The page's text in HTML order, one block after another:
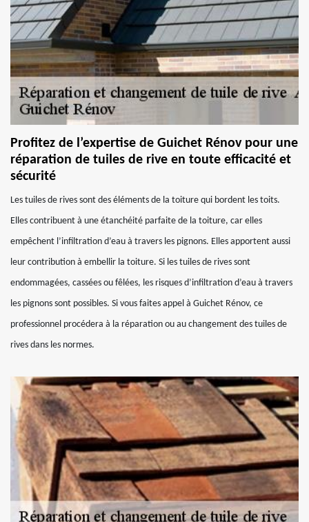
Profitez de l’expertise de Guichet Rénov pour une
réparation de tuiles de rive en toute efficacité et
sécurité
Les tuiles de rives sont des éléments de la toiture qui bordent les toits.
Elles contribuent à une étanchéité parfaite de la toiture, car elles
empêchent l’infiltration d’eau à travers les pignons. Elles apportent aussi
leur contribution à embellir la toiture. Si les tuiles de rives sont
endommagées, cassées ou fêlées, les risques d’infiltration d’eau à travers
les pignons sont possibles. Si vous faites appel à Guichet Rénov, ce
professionnel procédera à la réparation ou au changement des tuiles de
rives dans les normes.